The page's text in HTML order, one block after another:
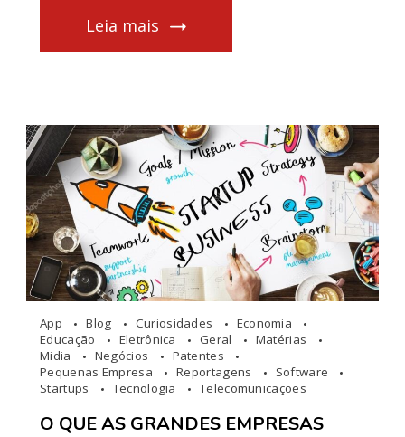
Leia mais
App Blog Curiosidades
Economia
Educação
Eletrônica Geral
Matérias
Midia
Negócios
Patentes
Pequenas Empresa
Reportagens
Software
Startups
Tecnologia Telecomunicações
O QUE AS GRANDES EMPRESAS